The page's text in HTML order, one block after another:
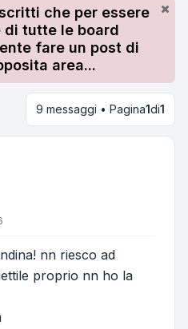
che per essere
tutte le board
fare un post di
area...
9 messaggi • Pagina1di1
nn riesco ad
proprio nn ho la